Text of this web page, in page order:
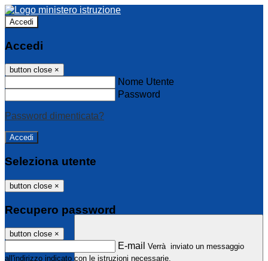
Accedi
Accedi
button close ×
Nome Utente
Password
Password dimenticata?
Seleziona utente
button close ×
Recupero password
button close ×
E-mail Verrà inviato un messaggio
all'indirizzo indicato con le istruzioni necessarie.